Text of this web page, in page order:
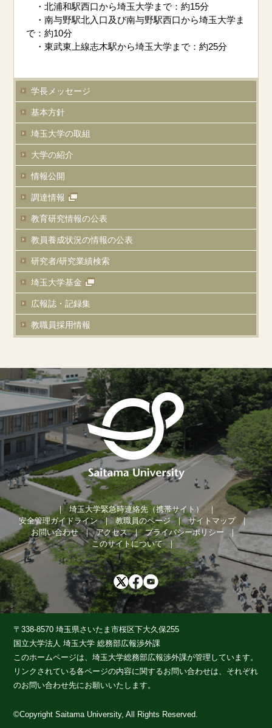
学長メッセージ
基本方針
埼玉大学の取組
大学の紹介
情報公開
調達情報
教育研究情報の公表
教員養成状況の情報の公表
研究者/研究業績検索
埼玉大学基金
広報誌・記録集
教職員採用情報
・北浦和駅西口から埼玉大学まで：約15分
・南与野駅北入口及び南与野駅西口から埼玉大学ま
で：約10分
・東武東上線志木駅から埼玉大学まで：約25分
埼玉大学緊急時連絡先（携帯サイト）
安全管理ガイドライン
教職員のページ
サイトマップ
お問い合わせ
アクセス
プライバシーポリシー
このサイトについて
このホームページは、埼玉大学総務部広報渉外課が管理しています。
リンクされている各ページの内容に関するお問い合わせは、それぞれ
のお問い合わせ先にお願いいたします。
©Copyright Saitama University, All Rights Reserved.
〒338-8570 埼玉県さいたま市桜区下大久保255
国立大学法人 埼玉大学 総務部広報渉外課